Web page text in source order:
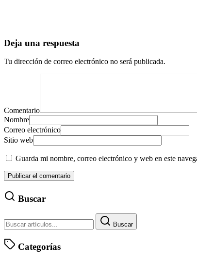
Deja una respuesta
Tu dirección de correo electrónico no será publicada.
Comentario
Nombre
Correo electrónico
Sitio web
Guarda mi nombre, correo electrónico y web en este
Buscar
Buscar
Categorías